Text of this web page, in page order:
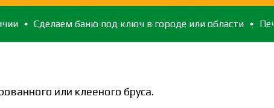
Сделаем баню под ключ в городе или области Печи,
или клееного бруса.